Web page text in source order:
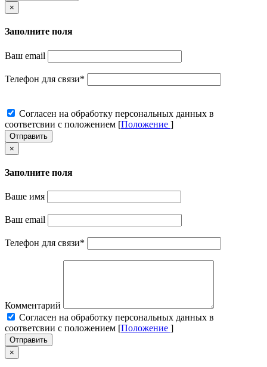
×
Заполните поля
Ваш email
Телефон для связи*
Cогласен на обработку персональных данных в
соответсвии с положением [Положение ]
Отправить
×
Заполните поля
Ваше имя
Ваш email
Телефон для связи*
Комментарий
Cогласен на обработку персональных данных в
соответсвии с положением [Положение ]
Отправить
×